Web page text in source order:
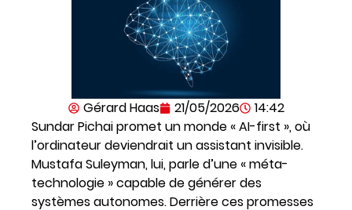
Gérard Haas 21/05/2026
14:42
Sundar Pichai promet un monde « AI-first », où
l’ordinateur deviendrait un assistant invisible.
Mustafa Suleyman, lui, parle d’une « méta-
technologie » capable de générer des
systèmes autonomes. Derrière ces promesses